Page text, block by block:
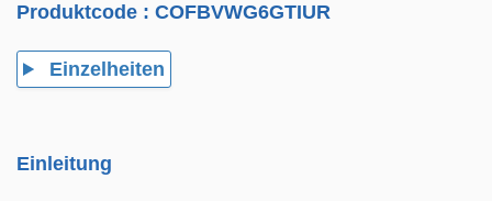
Produktcode :COFBVWG6GTIUR
Einzelheiten
Einleitung